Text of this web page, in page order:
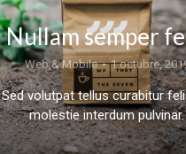
Nullam semper
Web & Mobile 1 octubre,
Sed volutpat tellus curabitur
molestie interdum pulvinar.